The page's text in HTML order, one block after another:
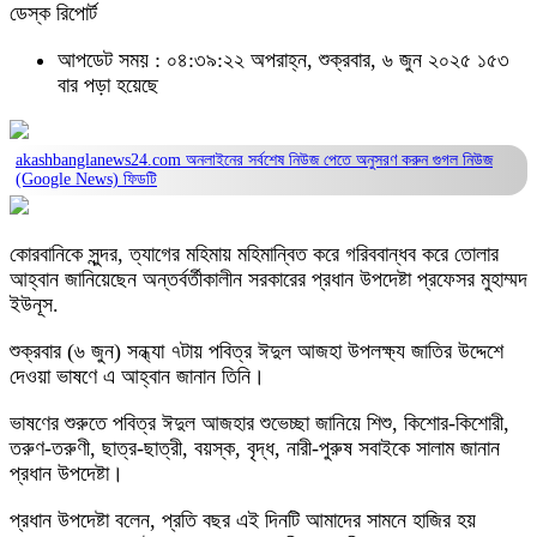
ডেস্ক রিপোর্ট
আপডেট সময় : ০৪:৩৯:২২ অপরাহ্ন, শুক্রবার, ৬ জুন ২০২৫ ১৫৩
বার পড়া হয়েছে
akashbanglanews24.com অনলাইনের সর্বশেষ নিউজ পেতে অনুসরণ করুন গুগল নিউজ
(Google News) ফিডটি
কোরবানিকে সুন্দর, ত্যাগের মহিমায় মহিমান্বিত করে গরিববান্ধব করে তোলার
আহ্বান জানিয়েছেন অন্তর্বর্তীকালীন সরকারের প্রধান উপদেষ্টা প্রফেসর মুহাম্মদ
ইউনূস.
শুক্রবার (৬ জুন) সন্ধ্যা ৭টায় পবিত্র ঈদুল আজহা উপলক্ষ্য জাতির উদ্দেশে
দেওয়া ভাষণে এ আহ্বান জানান তিনি।
ভাষণের শুরুতে পবিত্র ঈদুল আজহার শুভেচ্ছা জানিয়ে শিশু, কিশোর-কিশোরী,
তরুণ-তরুণী, ছাত্র-ছাত্রী, বয়স্ক, বৃদ্ধ, নারী-পুরুষ সবাইকে সালাম জানান
প্রধান উপদেষ্টা।
প্রধান উপদেষ্টা বলেন, প্রতি বছর এই দিনটি আমাদের সামনে হাজির হয়